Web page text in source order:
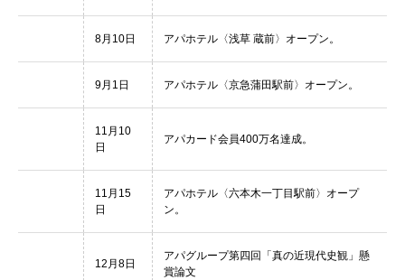
8月10日 アパホテル〈浅草 蔵前〉オープン。
9月1日 アパホテル〈京急蒲田駅前〉オープン。
11月10
日
アパカード会員400万名達成。
11月15
日
アパホテル〈六本木一丁目駅前〉オープ
ン。
12月8日
アパグループ第四回「真の近現代史観」懸
賞論文